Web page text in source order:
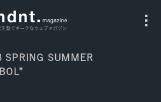
を繋ぐギークなウェブマガジン
SPRING SUMMER